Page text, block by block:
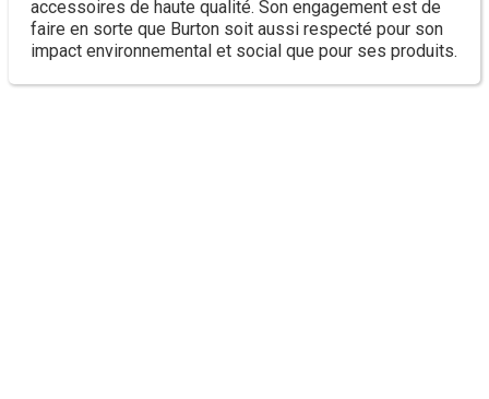
accessoires de haute qualité. Son engagement est de
faire en sorte que Burton soit aussi respecté pour son
impact environnemental et social que pour ses produits.